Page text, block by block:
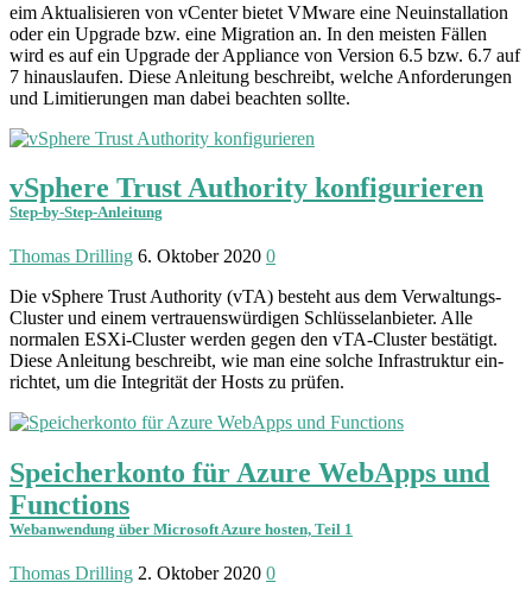
eim Aktua­lisieren von vCenter bietet VMware eine Neu­installation
oder ein Upgrade bzw. eine Migration an. In den meisten Fällen
wird es auf ein Upgrade der Appliance von Version 6.5 bzw. 6.7 auf
7 hinaus­laufen. Diese An­leitung beschreibt, welche Anfor­derungen
und Limi­tierungen man dabei beachten sollte.
vSphere Trust Authority konfigurieren
Step-by-Step-Anleitung
Thomas Drilling 6. Oktober 2020 0
Die vSphere Trust Authority (vTA) besteht aus dem Verwaltungs-
Cluster und einem vertrauens­würdigen Schlüssel­anbieter. Alle
normalen ESXi-Cluster werden gegen den vTA-Cluster bestätigt.
Diese Anleitung be­schreibt, wie man eine solche Infra­struktur ein­
richtet, um die Inte­grität der Hosts zu prüfen.
Speicherkonto für Azure WebApps und
Functions
Webanwendung über Microsoft Azure hosten, Teil 1
Thomas Drilling 2. Oktober 2020 0